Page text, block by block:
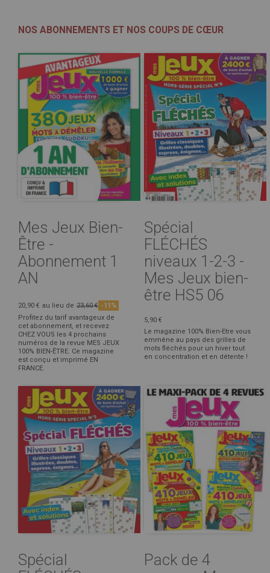
NOS ABONNEMENTS ET NOS COUPS DE CŒUR
Mes Jeux Bien-
Être -
Abonnement 1
AN
20,90 € au lieu de 23,60 € -11%
Profitez du tarif avantageux de
cet abonnement, et recevez
CHEZ VOUS les 4 prochains
numéros de la revue MES JEUX
100% BIEN-ÊTRE. Ce magazine
est conçu et imprimé EN
FRANCE.
Spécial
FLÉCHÉS
niveaux 1-2-3 -
Mes Jeux bien-
être HS5 06
5,90 €
Le magazine 100% Bien-Etre vous
emmène au pays des grilles de
mots fléchés pour un hiver tout
en concentration et en détente !
Spécial
Pack de 4